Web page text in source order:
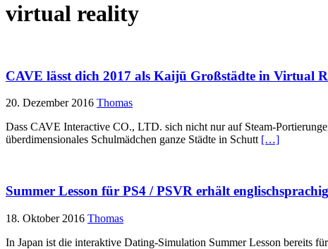
virtual reality
CAVE lässt dich 2017 als Kaijū Großstädte in Virtual
20. Dezember 2016 Thomas
Dass CAVE Interactive CO., LTD. sich nicht nur auf Steam-
überdimensionales Schulmädchen ganze Städte in Schutt […]
Summer Lesson für PS4 / PSVR erhält
18. Oktober 2016 Thomas
In Japan ist die interaktive Dating-Simulation Summer Lesson bereits